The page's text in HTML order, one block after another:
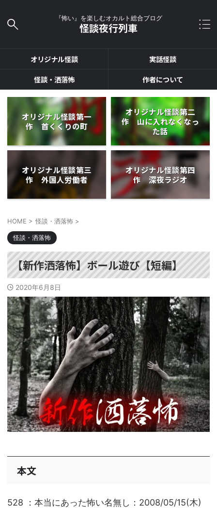
『怖い』を楽しむオカルト総合ブログ
怪談夜行列車
オリジナル怪談
実話怪談
怪談・洒落怖
作者について
オリジナル怪談第一
作 首くくりの町
オリジナル怪談第二
作 山に入れなくなっ
た話
オリジナル怪談第三
作 外国人労働者
オリジナル怪談第四
作 深夜ラジオ
HOME > 怪談・洒落怖 >
怪談・洒落怖
【新作洒落怖】ボール遊び【短編】
2020年6月8日
本文
528 ：本当にあった怖い名無し：2008/05/15(木)